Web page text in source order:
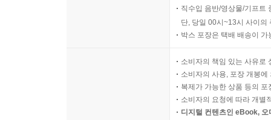
직수입 음반/영상물/기프트
단, 당일 00시~13시 사이의
박스 포장은 택배 배송이
소비자의 책임 있는 사유로
소비자의 사용, 포장 개봉
복제가 가능한 상품 등의
소비자의 요청에 따라 개별
디지털 컨텐츠인 eBook,